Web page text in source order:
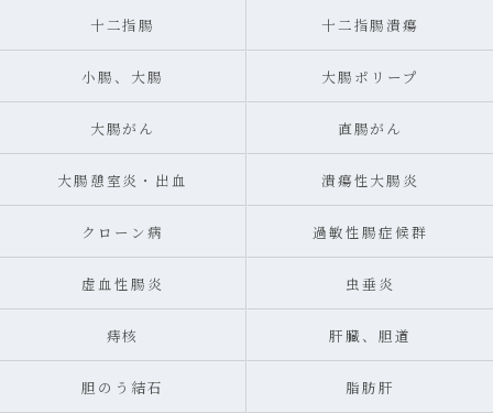
十二指腸 十二指腸潰瘍
小腸、大腸 大腸ポリープ
大腸がん 直腸がん
大腸憩室炎・出血 潰瘍性大腸炎
クローン病 過敏性腸症候群
虚血性腸炎 虫垂炎
痔核 肝臓、胆道
胆のう結石 脂肪肝